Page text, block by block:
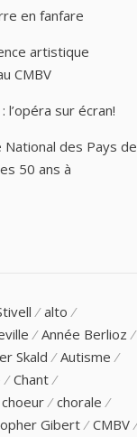
en fanfare
artistique
CMBV
l’opéra sur écran!
National des Pays de
50 ans à
alto
Année Berlioz
Skald
Autisme
Chant
choeur
chorale
Gibert
CMBV